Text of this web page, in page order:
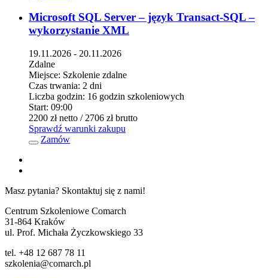
Microsoft SQL Server – język Transact-SQL –
wykorzystanie XML
19.11.2026 - 20.11.2026
Zdalne
Miejsce: Szkolenie zdalne
Czas trwania: 2 dni
Liczba godzin: 16 godzin szkoleniowych
Start: 09:00
2200 złnetto / 2706 złbrutto
Sprawdź warunki zakupu
Zamów
Masz pytania? Skontaktuj się z nami!
Centrum Szkoleniowe Comarch
31-864 Kraków
ul. Prof. Michała Życzkowskiego 33
tel. +48 12 687 78 11
szkolenia@comarch.pl